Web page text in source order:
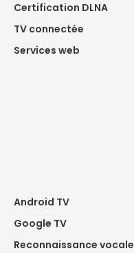
Certification DLNA
TV connectée
Services web
Android TV
Google TV
Reconnaissance vocale